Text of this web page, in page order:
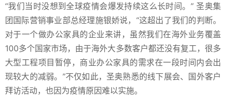
“我们当时没想到全球疫情会爆发持续这么长时间。” 圣奥集
团国际营销事业部总经理施银娇说，“这超出了我们的判断。
对于一个做办公家具的企业来讲，虽然我们在海外业务覆盖
100多个国家市场，由于海外大多数客户都还没有复工，很多
大型工程项目暂停，商业办公家具的需求在一段时间内会出
现较大的减弱。”不仅如此，圣奥熟悉的线下展会、国外客户
拜访活动，也因为疫情原因难以实施。